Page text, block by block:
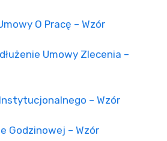
O Pracę – Wzór
Umowy Zlecenia –
– Wzór
Godzinowej – Wzór